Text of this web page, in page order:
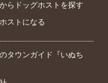
らドッグホストを探す
ストになる
タウンガイド『いぬち